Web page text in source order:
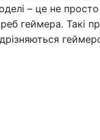
– це не
геймера. Такі